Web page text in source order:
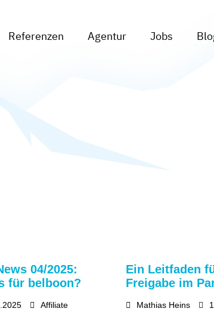
Referenzen Agentur Jobs
04/2025:
für belboon?
Affiliate
Ein Leitfaden
Freigabe im
Mathias Heins